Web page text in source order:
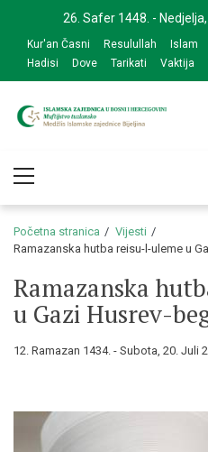
navigation
content
26. Safer 1448. -
Kur'an Časni Resulullah Islam
Hadisi
Dove Tarikati Vaktija
Menu
Početna stranica
Vijesti
Ramazanska hutba reisu-l-uleme u
Ramazanska
u Gazi Husrev-
12. Ramazan 1434. - Subota, 20. Juli